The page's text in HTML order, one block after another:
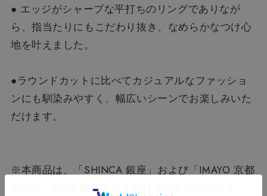
● エッジがシャープな平打ちのリングでありなが
ら、指当たりにもこだわり抜き、なめらかなつけ心
地を叶えました。
●ラウンドカットに比べてカジュアルなファッショ
ンにも馴染みやすく、幅広いシーンでお楽しみいた
だけます。
※本商品は、「SHINCA 銀座」および「IMAYO 京都
御池店」の2店舗限定にて先行受注販売となりま